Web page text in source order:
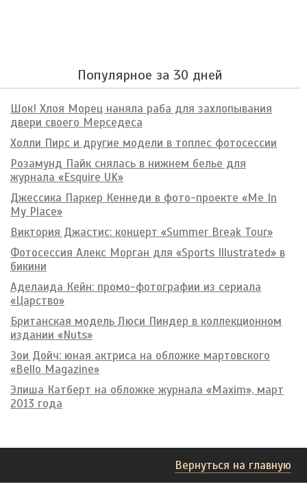
Популярное за 30 дней
Шок! Хлоя Морец наняла раба для захлопывания
двери своего Мерседеса
Холли Пирс и другие модели в топлес фотосессии
Розамунд Пайк снялась в нижнем белье для
журнала «Esquire UK»
Джессика Паркер Кеннеди в фото-проекте «Me In
My Place»
Виктория Джастис: концерт «Summer Break Tour»
Фотосессия Алекс Морган для «Sports Illustrated» в
бикини
Аделаида Кейн: промо-фотографии из сериала
«Царство»
Британская модель Люси Пиндер в коллекционном
издании «Nuts»
Зои Дойч: юная актриса на обложке мартовского
«Bello Magazine»
Элиша Катберт на обложке журнала «Maxim», март
2013 года
Вернуться на главную